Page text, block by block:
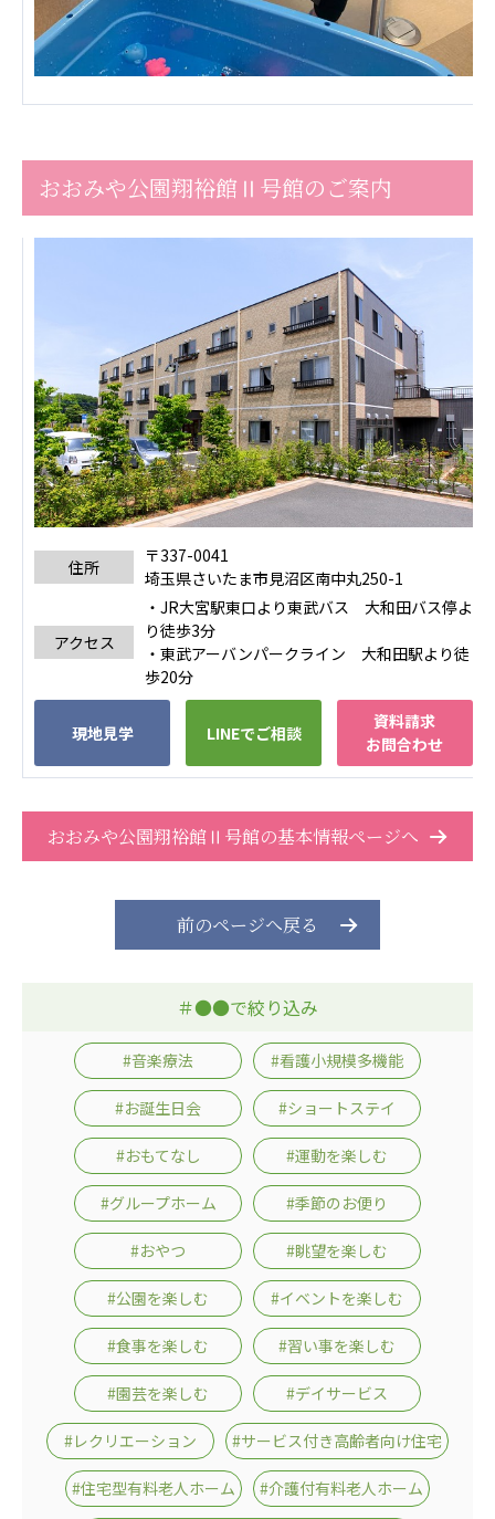
株式会社エネクト 株式会社 G.com R＆M
海外
海外グループ会社
共生（大連）商務諮詢有限公司
台灣善合股份有限公司
Angkor-Japan Friendship International
Hospital
クヴィアン小学校・カンボジア日本友好共生クヴ
カンボジア日本友好技術教育センター
NGO共生の家
G-COM JOINT STOCK COMPANY
海外子会社・合弁会社
瀋陽長者会
上海介護施設
広州谷豊園
おおみや公園翔裕館Ⅱ号館のご案内
住所
〒337-0041
埼玉県さいたま市見沼区南中丸250-1
アクセス
・JR大宮駅東口より東武バス 大和田バス停よ
り徒歩3分
・東武アーバンパークライン 大和田駅より徒
歩20分
現地見学 LINEでご相談
資料請求
お問合わせ
おおみや公園翔裕館Ⅱ号館の基本情報ページへ
前のページへ戻る
＃●●で絞り込み
#音楽療法 #看護小規模多機能
#お誕生日会 #ショートステイ
#おもてなし #運動を楽しむ
#グループホーム #季節のお便り
#おやつ #眺望を楽しむ
#公園を楽しむ #イベントを楽しむ
#食事を楽しむ #習い事を楽しむ
#園芸を楽しむ #デイサービス
#レクリエーション #サービス付き高齢者向け住宅
#住宅型有料老人ホーム #介護付有料老人ホーム